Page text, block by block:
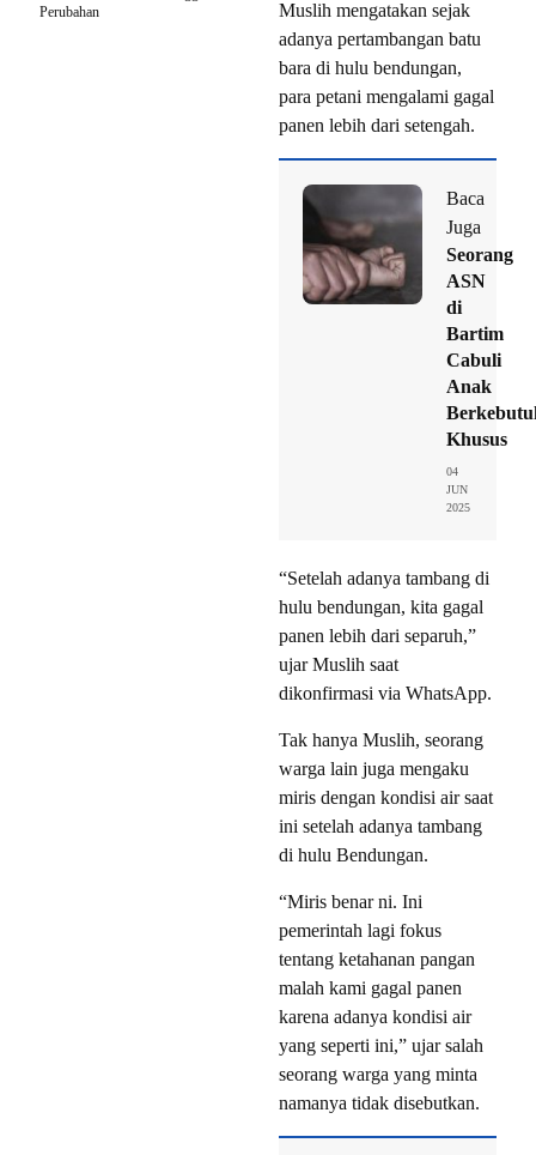
Muslih mengatakan sejak
adanya pertambangan batu
bara di hulu bendungan,
para petani mengalami gagal
panen lebih dari setengah.
Baca
Juga
Seorang
ASN
di
Bartim
Cabuli
Anak
Khusus
04
JUN
2025
“Setelah adanya tambang di
hulu bendungan, kita gagal
panen lebih dari separuh,”
ujar Muslih saat
dikonfirmasi via WhatsApp.
Tak hanya Muslih, seorang
warga lain juga mengaku
miris dengan kondisi air saat
ini setelah adanya tambang
di hulu Bendungan.
“Miris benar ni. Ini
pemerintah lagi fokus
tentang ketahanan pangan
malah kami gagal panen
karena adanya kondisi air
yang seperti ini,” ujar salah
seorang warga yang minta
namanya tidak disebutkan.
Perubahan